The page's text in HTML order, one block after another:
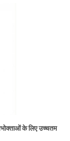
के लिए उच्चतम